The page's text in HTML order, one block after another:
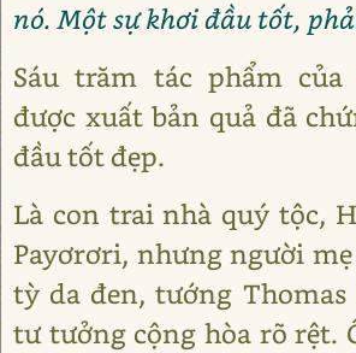
nó. Một sự khơi đầu tốt,
Sáu trăm tác phẩm của
được xuất bản quả đã
đầu tốt đẹp.
Là con trai nhà quý tộc,
Payơrơri, nhưng người
tỳ da đen, tướng
tư tưởng cộng hòa rõ rệt.